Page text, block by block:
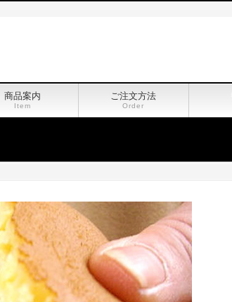
商品案内
Item
ご注文方法
Order